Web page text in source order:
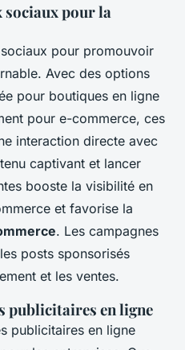
sociaux pour la
pour promouvoir
Avec des options
pour boutiques en ligne
pour e-commerce, ces
interaction directe avec
captivant et lancer
booste la visibilité en
et favorise la
. Les campagnes
posts sponsorisés
et les ventes.
publicitaires en ligne
publicitaires en ligne